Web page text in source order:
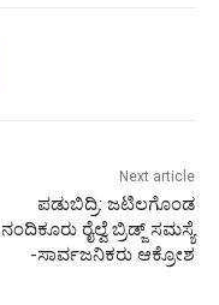
Next article
ಪಡುಬಿದ್ರಿ: ಜಟಿಲಗೊಂಡ
ನಂದಿಕೂರು ರೈಲ್ವೆ ಬ್ರಿಡ್ಜ್ ಸಮಸ್ಯೆ
-ಸಾರ್ವಜನಿಕರು ಆಕ್ರೋಶ